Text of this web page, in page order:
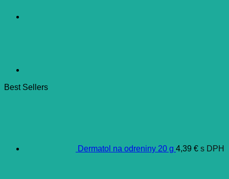
Best Sellers
Dermatol na odreniny 20 g 4,39 € s DPH